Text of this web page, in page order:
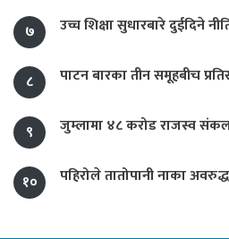
७ उच्च शिक्षा सुधारबारे दुईदिने
८ पाटन बारका तीन समूहबीच
९ जुम्लामा ४८ करोड राजस्व
१० पहिरोले तातोपानी नाका